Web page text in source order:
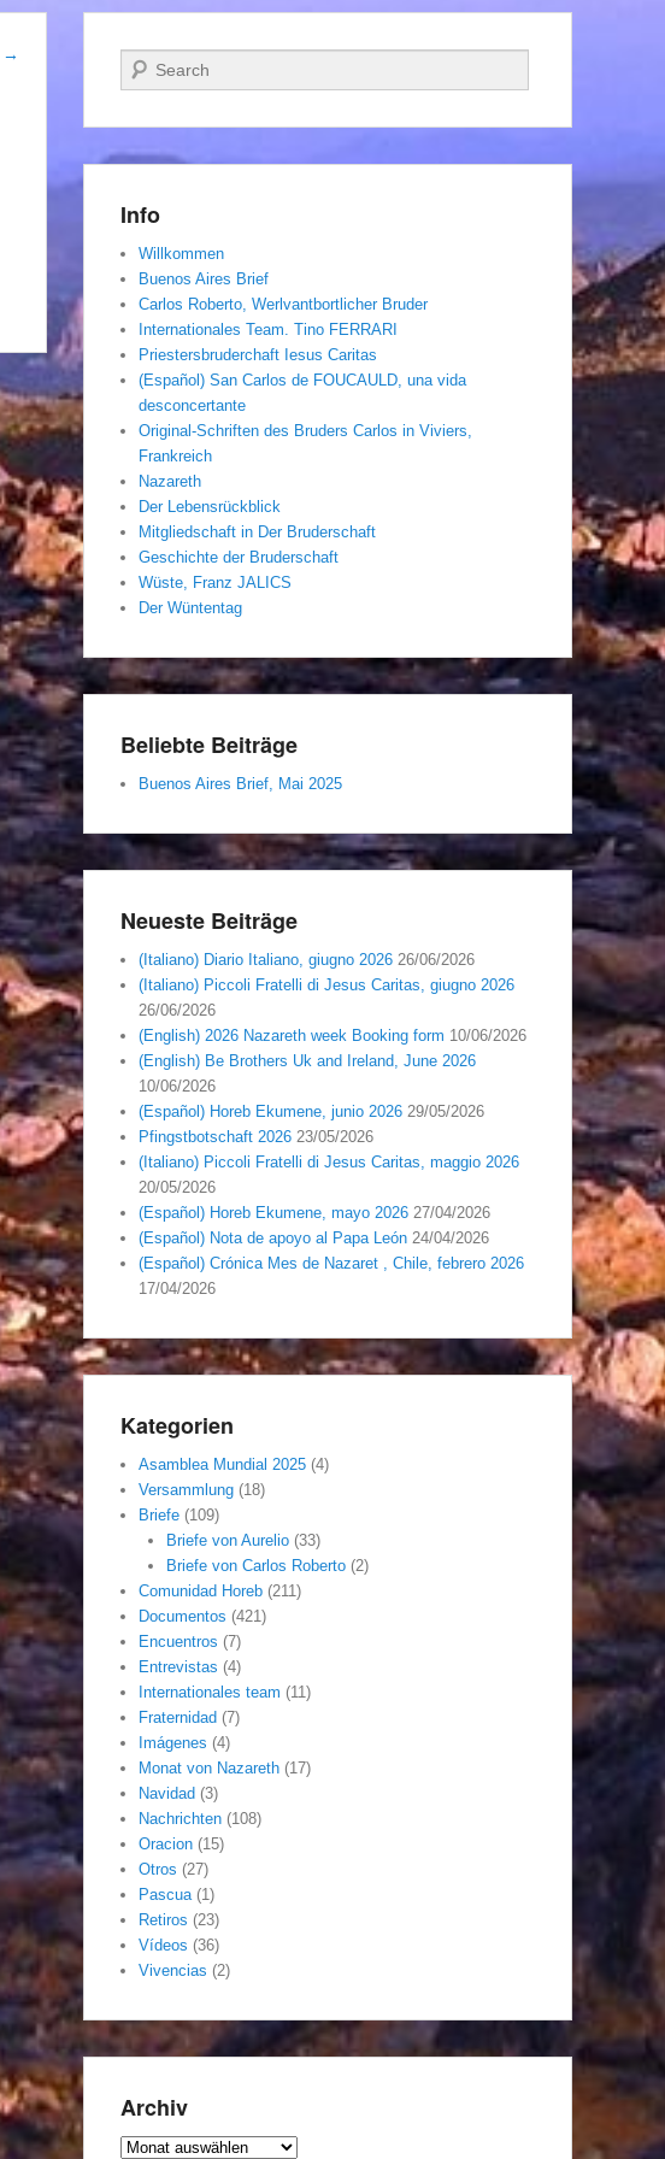
→ Suchen
Info
Willkommen
Buenos Aires Brief
Carlos Roberto, Werlvantbortlicher Bruder
Internationales Team. Tino FERRARI
Priestersbruderchaft Iesus Caritas
(Español) San Carlos de FOUCAULD, una vida
desconcertante
Original-Schriften des Bruders Carlos in Viviers,
Frankreich
Nazareth
Der Lebensrückblick
Mitgliedschaft in Der Bruderschaft
Geschichte der Bruderschaft
Wüste, Franz JALICS
Der Wüntentag
Beliebte Beiträge
Buenos Aires Brief, Mai 2025
Neueste Beiträge
(Italiano) Diario Italiano, giugno 2026 26/06/2026
(Italiano) Piccoli Fratelli di Jesus Caritas, giugno 2026
26/06/2026
(English) 2026 Nazareth week Booking form 10/06/2026
(English) Be Brothers Uk and Ireland, June 2026
10/06/2026
(Español) Horeb Ekumene, junio 2026 29/05/2026
Pfingstbotschaft 2026 23/05/2026
(Italiano) Piccoli Fratelli di Jesus Caritas, maggio 2026
20/05/2026
(Español) Horeb Ekumene, mayo 2026 27/04/2026
(Español) Nota de apoyo al Papa León 24/04/2026
(Español) Crónica Mes de Nazaret , Chile, febrero 2026
17/04/2026
Kategorien
Asamblea Mundial 2025 (4)
Versammlung (18)
Briefe (109)
Briefe von Aurelio(33)
Briefe von Carlos Roberto(2)
Comunidad Horeb (211)
Documentos (421)
Encuentros (7)
Entrevistas (4)
Internationales team (11)
Fraternidad (7)
Imágenes (4)
Monat von Nazareth (17)
Navidad (3)
Nachrichten (108)
Oracion (15)
Otros (27)
Pascua(1)
Retiros (23)
Vídeos (36)
Vivencias (2)
Archiv
Archiv